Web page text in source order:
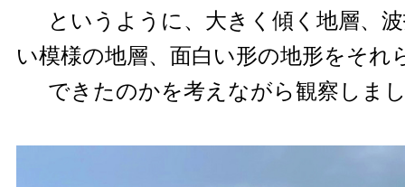
というように、大きく傾く地層、
い模様の地層、面白い形の地形をそれ
できたのかを考えながら観察しま